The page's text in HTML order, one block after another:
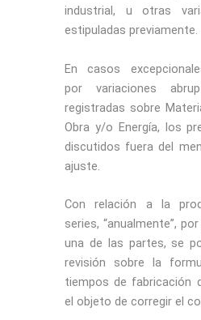
industrial, u otras
estipuladas previamente.
En casos
por variaciones
registradas sobre
Obra y/o Energía, los
discutidos fuera del
ajuste.
Con relación a la
series, “anualmente”,
una de las partes, se
revisión sobre la
tiempos de fabricación
el objeto de corregir el